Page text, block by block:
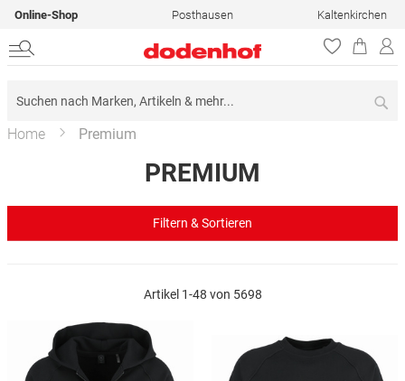
Online-Shop Posthausen Kaltenkirchen
Home Premium
PREMIUM
Artikel 1-48 von 5698
Filtern & Sortieren